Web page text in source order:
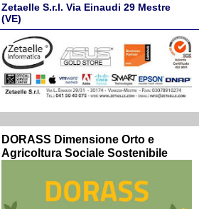
Zetaelle S.r.l. Via Einaudi 29 Mestre
(VE)
DORASS Dimensione Orto e
Agricoltura Sociale Sostenibile